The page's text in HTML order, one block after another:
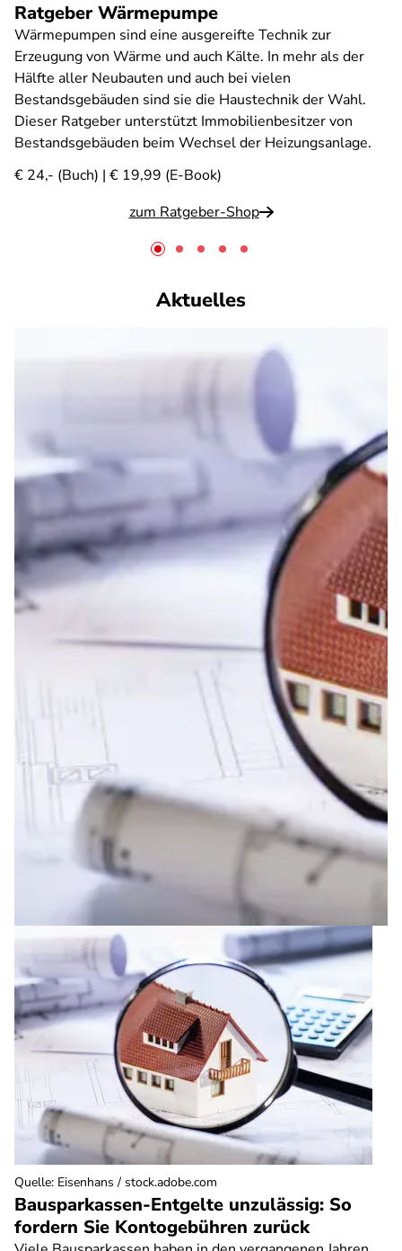
Ratgeber Wärmepumpe
Wärmepumpen sind eine ausgereifte Technik zur
Erzeugung von Wärme und auch Kälte. In mehr als der
Hälfte aller Neubauten und auch bei vielen
Bestandsgebäuden sind sie die Haustechnik der Wahl.
Dieser Ratgeber unterstützt Immobilienbesitzer von
Bestandsgebäuden beim Wechsel der Heizungsanlage.
€ 24,- (Buch) | € 19,99 (E-Book)
zum Ratgeber-Shop
Aktuelles
Bausparkassen-Entgelte unzulässig: So
fordern Sie Kontogebühren zurück
Quelle: Eisenhans / stock.adobe.com